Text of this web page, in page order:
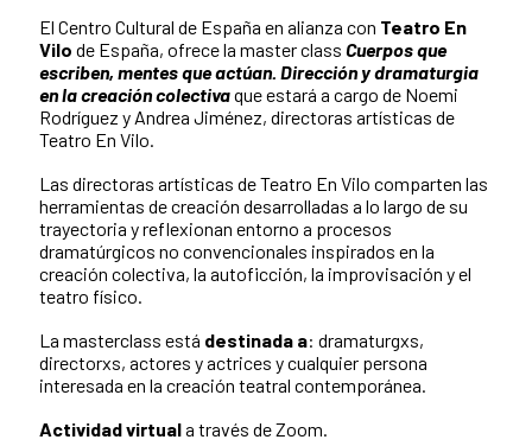
El Centro Cultural de España en alianza con Teatro En
Vilo de España, ofrece la master class Cuerpos que
escriben, mentes que actúan. Dirección y dramaturgia
en la creación colectivaque estará a cargo de Noemi
Rodríguez y Andrea Jiménez, directoras artísticas de
Teatro En Vilo.
Las directoras artísticas de Teatro En Vilo comparten las
herramientas de creación desarrolladas a lo largo de su
trayectoria y reflexionan entorno a procesos
dramatúrgicos no convencionales inspirados en la
creación colectiva, la autoficción, la improvisación y el
teatro físico.
La masterclass está destinada a: dramaturgxs,
directorxs, actores y actrices y cualquier persona
interesada en la creación teatral contemporánea.
Actividad virtuala través de Zoom.